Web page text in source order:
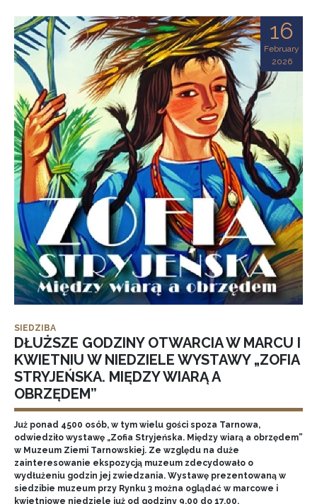
16
February
2026
SIEDZIBA
DŁUŻSZE GODZINY OTWARCIA W MARCU I
KWIETNIU W NIEDZIELE WYSTAWY „ZOFIA
STRYJEŃSKA. MIĘDZY WIARĄ A
OBRZĘDEM”
Już ponad 4500 osób, w tym wielu gości spoza Tarnowa,
odwiedziło wystawę „Zofia Stryjeńska. Między wiarą a obrzędem”
w Muzeum Ziemi Tarnowskiej. Ze względu na duże
zainteresowanie ekspozycją muzeum zdecydowało o
wydłużeniu godzin jej zwiedzania. Wystawę prezentowaną w
siedzibie muzeum przy Rynku 3 można oglądać w marcowe i
kwietniowe niedziele już od godziny 9.00 do 17.00.